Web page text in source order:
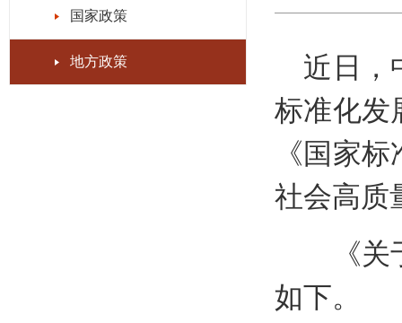
国家政策
地方政策
近日，
标准化发
《国家
社会高质
《关于
如下。